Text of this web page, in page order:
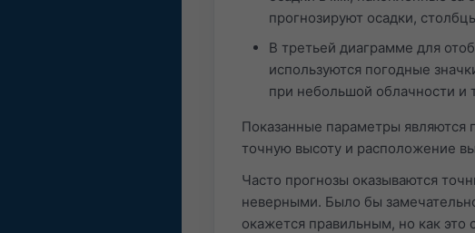
прогнозируют осадки,
В третьей диаграмме для
используются погодные
при небольшой облачности и
Показанные параметры
точную высоту и расположение
Часто прогнозы оказываются
неверными. Было бы
окажется правильным, но как это